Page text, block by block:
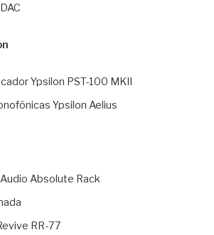
Ypsilon PST-100 MKII
Ypsilon Aelius
Absolute Rack
RR-77